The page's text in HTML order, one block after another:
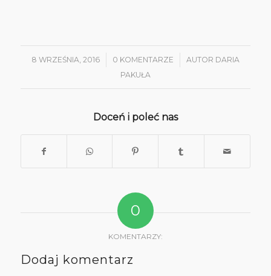
8 WRZEŚNIA, 2016
/ 0 KOMENTARZE
/ AUTOR DARIA
PAKUŁA
Doceń i poleć nas
0
KOMENTARZY:
Dodaj komentarz